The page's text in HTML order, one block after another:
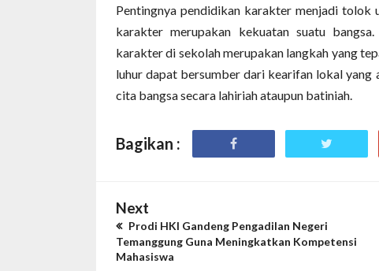
Pentingnya pendidikan karakter menjadi tolok
karakter merupakan kekuatan suatu
karakter di sekolah merupakan langkah yang
luhur dapat bersumber dari kearifan lokal
cita bangsa secara lahiriah ataupun batiniah.
Bagikan :
Next
Prodi HKI Gandeng Pengadilan Negeri
Temanggung Guna Meningkatkan Kompetensi
Mahasiswa